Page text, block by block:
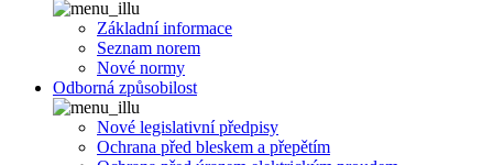
Základní informace
Seznam norem
Nové normy
Odborná způsobilost
Nové legislativní předpisy
Ochrana před bleskem a přepětím